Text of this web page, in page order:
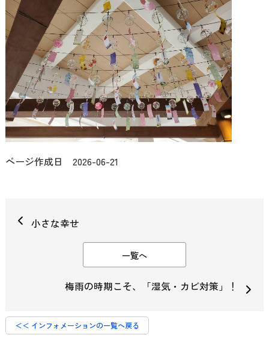
ページ作成日 2026-06-21
小さな幸せ
一覧へ
梅雨の時期こそ、「湿気・カビ対策」！
＜＜ インフォメーションの一覧へ戻る